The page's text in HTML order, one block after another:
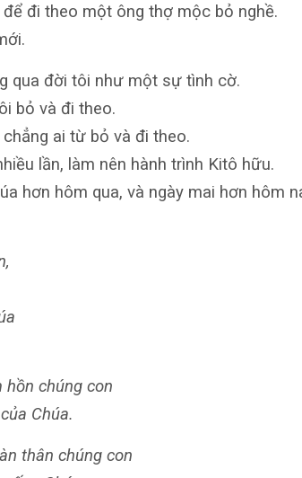
đi theo một ông thợ mộc bỏ nghề.
qua đời tôi như một sự tình cờ.
bỏ và đi theo.
ai từ bỏ và đi theo.
lần, làm nên hành trình Kitô hữu.
hơn hôm qua, và ngày mai hơn hôm
hồn chúng con
Chúa.
thân chúng con